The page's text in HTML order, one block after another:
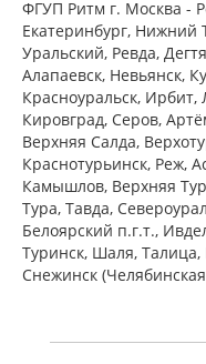
ФГУП Ритм г. Москва -
Екатеринбург, Нижний
Уральский, Ревда,
Алапаевск, Невьянск,
Красноуральск,
Кировград, Серов,
Верхняя Салда,
Краснотурьинск, Реж,
Камышлов, Верхняя
Тура, Тавда,
Белоярский п.г.т.,
Туринск, Шаля, Талица,
Снежинск